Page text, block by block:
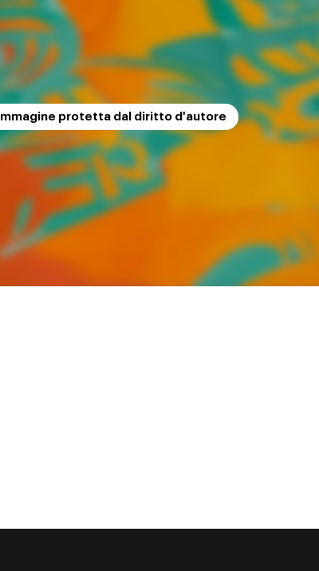
Immagine protetta dal diritto d'autore